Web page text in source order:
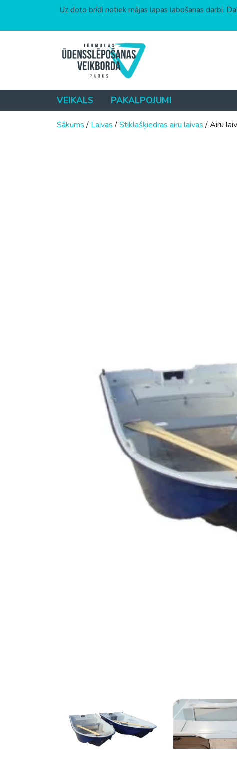
Uz doto brīdi notiek mājas lapas labošanas darbi.
VEIKALS PAKALPOJUMI
Sākums/ Laivas/Stiklašķiedras airu laivas/ Airu